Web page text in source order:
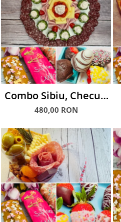
Combo Sibiu, Checuri
& Căpșuni glasate
480,00 RON